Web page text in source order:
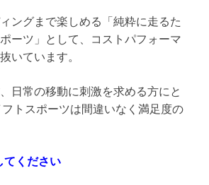
ングまで楽しめる「純粋に走るた
ーツ」として、コストパフォーマ
いています。
日常の移動に刺激を求める方にと
トスポーツは間違いなく満足度の
てください